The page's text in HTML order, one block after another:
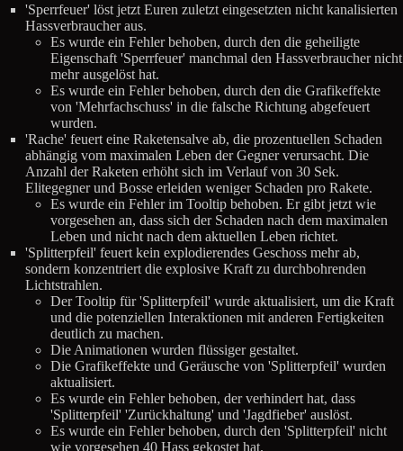
'Sperrfeuer' löst jetzt Euren zuletzt eingesetzten nicht kanalisierten
Hassverbraucher aus.
Es wurde ein Fehler behoben, durch den die geheiligte
Eigenschaft 'Sperrfeuer' manchmal den Hassverbraucher nicht
mehr ausgelöst hat.
Es wurde ein Fehler behoben, durch den die Grafikeffekte
von 'Mehrfachschuss' in die falsche Richtung abgefeuert
wurden.
'Rache' feuert eine Raketensalve ab, die prozentuellen Schaden
abhängig vom maximalen Leben der Gegner verursacht. Die
Anzahl der Raketen erhöht sich im Verlauf von 30 Sek.
Elitegegner und Bosse erleiden weniger Schaden pro Rakete.
Es wurde ein Fehler im Tooltip behoben. Er gibt jetzt wie
vorgesehen an, dass sich der Schaden nach dem maximalen
Leben und nicht nach dem aktuellen Leben richtet.
'Splitterpfeil' feuert kein explodierendes Geschoss mehr ab,
sondern konzentriert die explosive Kraft zu durchbohrenden
Lichtstrahlen.
Der Tooltip für 'Splitterpfeil' wurde aktualisiert, um die Kraft
und die potenziellen Interaktionen mit anderen Fertigkeiten
deutlich zu machen.
Die Animationen wurden flüssiger gestaltet.
Die Grafikeffekte und Geräusche von 'Splitterpfeil' wurden
aktualisiert.
Es wurde ein Fehler behoben, der verhindert hat, dass
'Splitterpfeil' 'Zurückhaltung' und 'Jagdfieber' auslöst.
Es wurde ein Fehler behoben, durch den 'Splitterpfeil' nicht
wie vorgesehen 40 Hass gekostet hat.